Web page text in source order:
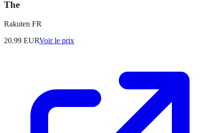
The
Rakuten FR
20.99 EURVoir le prix